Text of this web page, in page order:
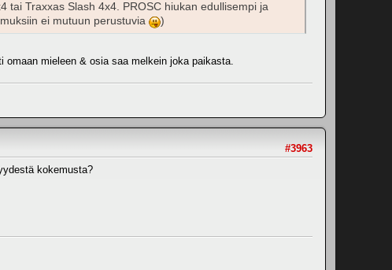
tai Traxxas Slash 4x4. PROSC hiukan edullisempi ja
ei mutuun perustuvia
)
mieleen & osia saa melkein joka paikasta.
#3963
kokemusta?